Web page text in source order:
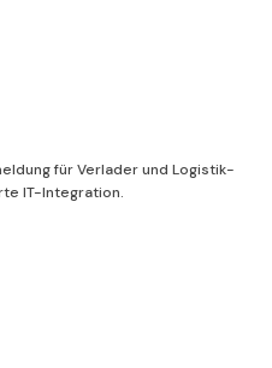
für Verlader und Logistik-
IT-Integration.